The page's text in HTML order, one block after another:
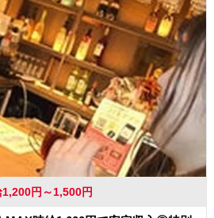
1,200円～1,500円